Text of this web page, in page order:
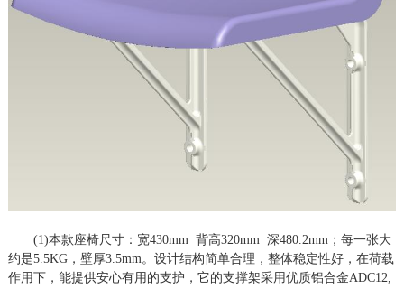
(1)本款座椅尺寸：宽430mm 背高320mm 深480.2mm；每一张大
约是5.5KG，壁厚3.5mm。 设计结构简单合理，整体稳定性好，在荷载
作用下，能提供安心有用的支护，它的支撑架采用优质铝合金ADC12,